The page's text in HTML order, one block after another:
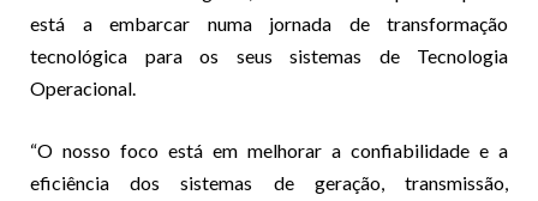
está a embarcar numa jornada de transformação
tecnológica para os seus sistemas de Tecnologia
Operacional.
“O nosso foco está em melhorar a confiabilidade e a
eficiência dos sistemas de geração, transmissão,